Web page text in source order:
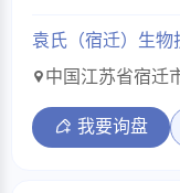
袁氏（宿迁）生物
中国江苏省宿迁
我要询盘